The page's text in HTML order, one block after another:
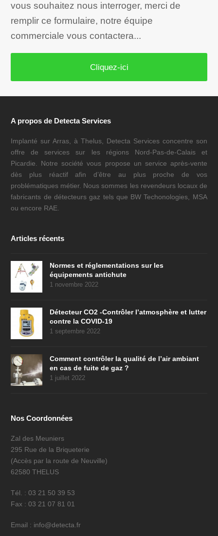
vous souhaitez nous interroger, merci de
remplir ce formulaire, notre équipe
commerciale vous contactera...
Cliquez-ici
A propos de Detecta Services
Implanté sur Arras, à Thelus, Detecta Services concentre son
offre de services sur les régions Nord-Pas-de-Calais et
Picardie. Notre société vous propose un service après-vente
dès plus réactif afin d’être au plus proche de vos
problématiques métier. Nous sommes les revendeurs locaux de
fabricants de détecteurs gaz tels que BW Techonologies, MSA
ou encore RAE.
Articles récents
Normes et réglementations sur les
équipements antichute
1 novembre 2022
Détecteur CO2 -Contrôler l’atmosphère et lutter
contre la COVID-19
1 septembre 2022
Comment contrôler la qualité de l’air ambiant
en cas de fuite de gaz ?
1 juillet 2022
Nos Coordonnées
Zal des Meuniers
295 Rue de la Briqueterie
(Accès par la route de Neuville)
62580 THELUS
Tél. : 03 21 50 39 53
Fax : 03 21 07 81 01
Email : info@detecta.fr